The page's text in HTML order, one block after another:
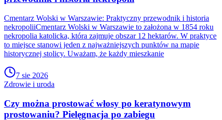
Cmentarz Wolski w Warszawie: Praktyczny przewodnik i historia
nekropoliiCmentarz Wolski w Warszawie to założona w 1854 roku
nekropolia katolicka, która zajmuje obszar 12 hektarów. W praktyce
to miejsce stanowi jeden z najważniejszych punktów na mapie
historycznej stolicy. Uważam, że każdy mieszkanie
7 sie 2026
Zdrowie i uroda
Czy można prostować włosy po keratynowym
prostowaniu? Pielęgnacja po zabiegu